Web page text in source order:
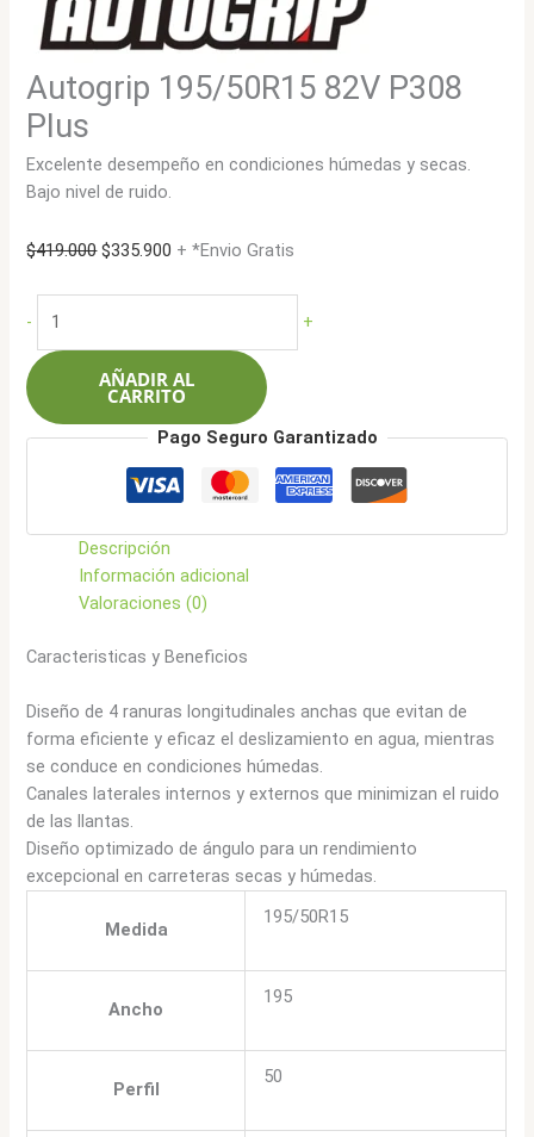
Autogrip 195/50R15 82V P308
Plus
Excelente desempeño en condiciones húmedas y secas.
Bajo nivel de ruido.
$419.000El
$335.900 El
$335.900.
+ *Envio Gratis
-
195/50R15
82V
Plus
cantidad
+
AÑADIR AL
CARRITO
Pago Seguro Garantizado
Descripción
Información adicional
Valoraciones (0)
Caracteristicas y Beneficios
Diseño de 4 ranuras longitudinales anchas que evitan de
forma eficiente y eficaz el deslizamiento en agua, mientras
se conduce en condiciones húmedas.
Canales laterales internos y externos que minimizan el ruido
de las llantas.
Diseño optimizado de ángulo para un rendimiento
excepcional en carreteras secas y húmedas.
Medida
195/50R15
Ancho
195
Perfil
50